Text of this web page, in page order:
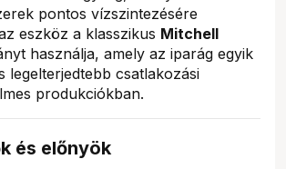
pontos vízszintezésére
eszköz a klasszikus Mitchell
használja, amely az iparág egyik
legelterjedtebb csatlakozási
produkciókban.
és előnyök